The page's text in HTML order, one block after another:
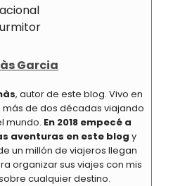
Garcia
, autor de este blog. Vivo en
de dos décadas viajando
mundo. En 2018 empecé a
aventuras en este blog y
un millón de viajeros llegan
organizar sus viajes con mis
cualquier destino.